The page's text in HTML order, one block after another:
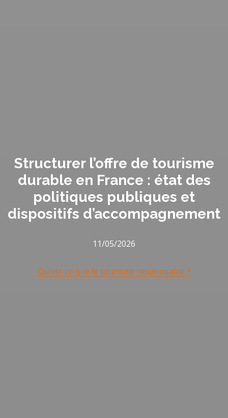
Structurer l’offre de tourisme
durable en France : état des
politiques publiques et
dispositifs d’accompagnement
11/05/2026
Qu’est-ce que le tourisme responsable ?